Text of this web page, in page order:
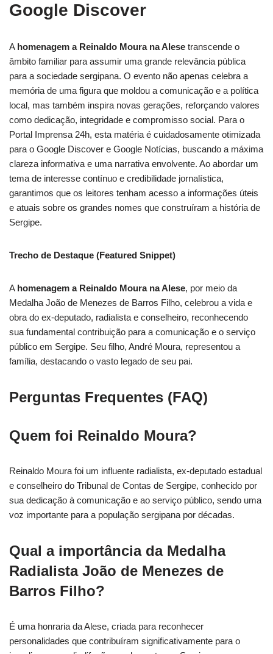
Google Discover
A homenagem a Reinaldo Moura na Alese transcende o
âmbito familiar para assumir uma grande relevância pública
para a sociedade sergipana. O evento não apenas celebra a
memória de uma figura que moldou a comunicação e a política
local, mas também inspira novas gerações, reforçando valores
como dedicação, integridade e compromisso social. Para o
Portal Imprensa 24h, esta matéria é cuidadosamente otimizada
para o Google Discover e Google Notícias, buscando a máxima
clareza informativa e uma narrativa envolvente. Ao abordar um
tema de interesse contínuo e credibilidade jornalística,
garantimos que os leitores tenham acesso a informações úteis
e atuais sobre os grandes nomes que construíram a história de
Sergipe.
Trecho de Destaque (Featured Snippet)
A homenagem a Reinaldo Moura na Alese, por meio da
Medalha João de Menezes de Barros Filho, celebrou a vida e
obra do ex-deputado, radialista e conselheiro, reconhecendo
sua fundamental contribuição para a comunicação e o serviço
público em Sergipe. Seu filho, André Moura, representou a
família, destacando o vasto legado de seu pai.
Perguntas Frequentes (FAQ)
Quem foi Reinaldo Moura?
Reinaldo Moura foi um influente radialista, ex-deputado estadual
e conselheiro do Tribunal de Contas de Sergipe, conhecido por
sua dedicação à comunicação e ao serviço público, sendo uma
voz importante para a população sergipana por décadas.
Qual a importância da Medalha
Radialista João de Menezes de
Barros Filho?
É uma honraria da Alese, criada para reconhecer
personalidades que contribuíram significativamente para o